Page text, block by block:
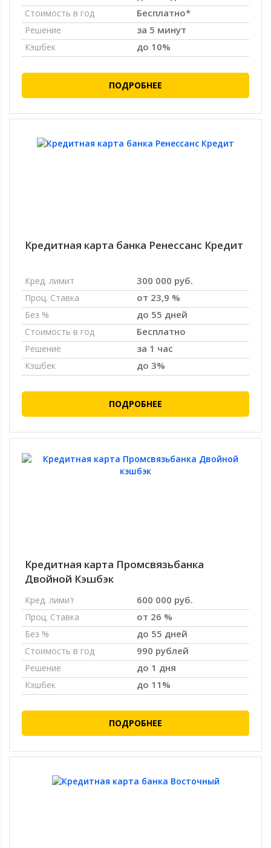
Стоимость в год Бесплатно*
Решение за 5 минут
Кэшбек до 10%
ПОДРОБНЕЕ
Кредитная карта банка Ренессанс Кредит
Кред. лимит 300 000 руб.
Проц. Ставка от 23,9 %
Без % до 55 дней
Стоимость в год Бесплатно
Решение за 1 час
Кэшбек до 3%
ПОДРОБНЕЕ
Кредитная карта Промсвязьбанка
Двойной Кэшбэк
Кред. лимит 600 000 руб.
Проц. Ставка от 26 %
Без % до 55 дней
Стоимость в год 990 рублей
Решение до 1 дня
Кэшбек до 11%
ПОДРОБНЕЕ